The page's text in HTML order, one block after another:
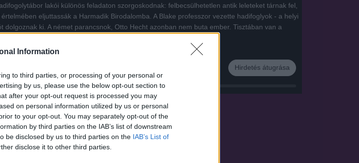
Information
to third parties, or processing of your personal or
by us, please use the below opt-out section to
after your opt-out request is processed you may
on personal information utilized by us or personal
to your opt-out. You may separately opt-out of the
by third parties on the IAB’s list of downstream
be disclosed by us to third parties on the IAB’s List of
disclose it to other third parties.
Hirdetés átugrása
lakói különös feladaton szorgoskodnak: felbecsülhetetlen antik leleteket tárnak fel,
eljuttassák a Harmadik Birodalomba. A Blake professzor vezette hadifoglyok - a helyi
ki. A német parancsnok, Otto Hecht azonban nem buta ember. Tisztában van a
meg: WhatsApp
Viber
Pinterest
X
Facebook
filmek magyarul